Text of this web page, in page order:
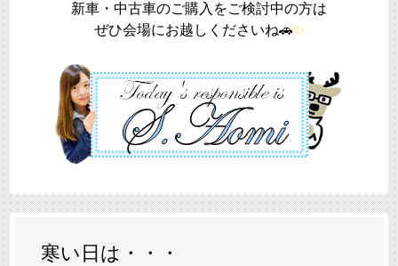
新車・中古車のご購入をご検討中の方は
ぜひ会場にお越しくださいね🚗✨
寒い日は・・・